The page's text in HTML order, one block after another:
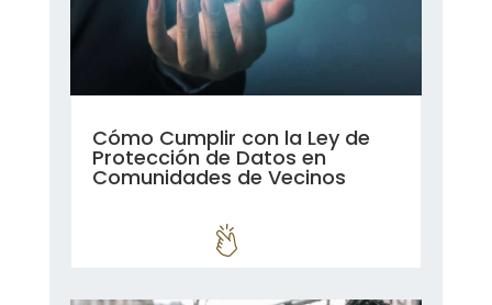
Cómo Cumplir con la Ley de
Protección de Datos en
Comunidades de Vecinos